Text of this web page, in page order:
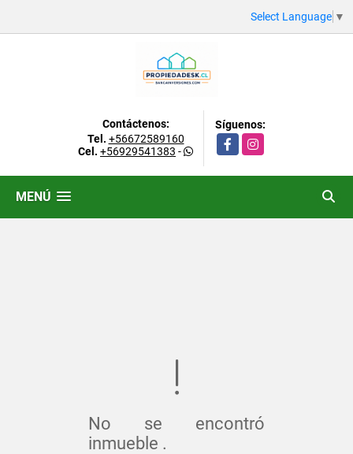
Select Language ▼
Contáctenos:
Tel. +56672589160
Cel. +56929541383 -
Síguenos:
FacebookInstagram
MENÚ
No se encontró
inmueble .